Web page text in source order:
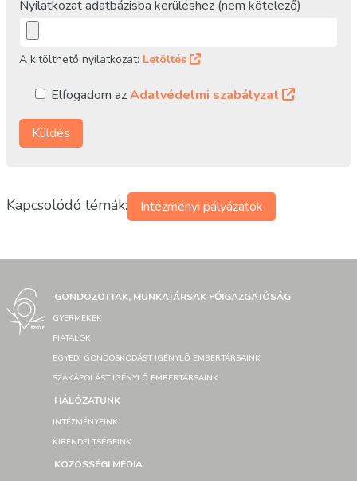
Nyilatkozat adatbázisba kerüléshez (nem kötelező)
A kitölthető nyilatkozat: Letöltés
Elfogadom azAdatvédelmi szabályzat
Kapcsolódó témák: Intézményi pályázatok
GONDOZOTTAK, MUNKATÁRSAK FŐIGAZGATÓSÁG
GYERMEKEK
FIATALOK
EGYEDI GONDOSKODÁST IGÉNYLŐ EMBERTÁRSAINK
SZAKÁPOLÁST IGÉNYLŐ EMBERTÁRSAINK
HÁLÓZATUNK
INTÉZMÉNYEINK
KIRENDELTSÉGEINK
KÖZÖSSÉGI MÉDIA